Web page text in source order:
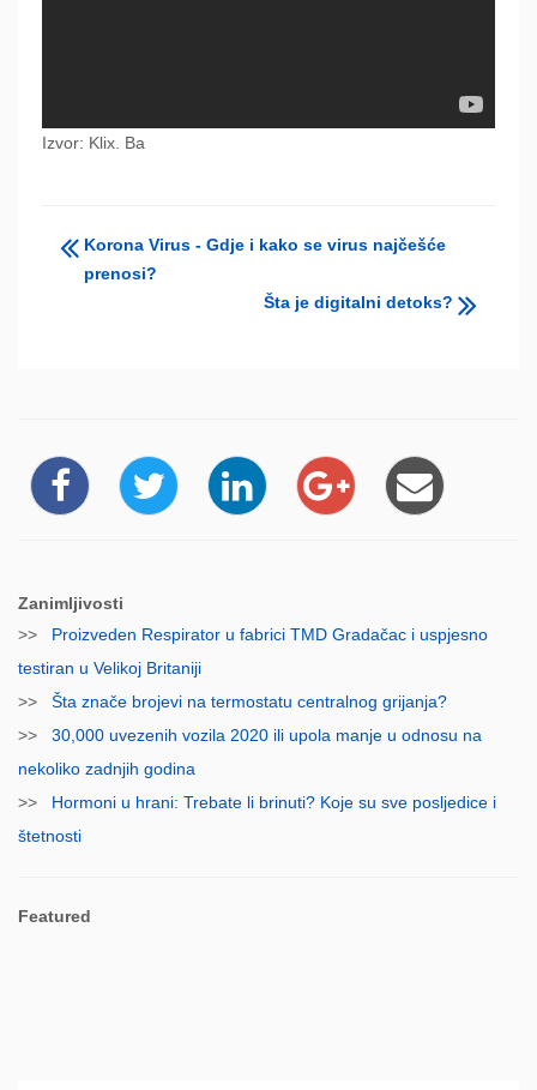
Izvor: Klix. Ba
Korona Virus - Gdje i kako se virus najčešće
prenosi?
Šta je digitalni detoks?
Zanimljivosti
>> Proizveden Respirator u fabrici TMD Gradačac i uspjesno
testiran u Velikoj Britaniji
>> Šta znače brojevi na termostatu centralnog grijanja?
>> 30,000 uvezenih vozila 2020 ili upola manje u odnosu na
nekoliko zadnjih godina
>> Hormoni u hrani: Trebate li brinuti? Koje su sve posljedice i
štetnosti
Featured